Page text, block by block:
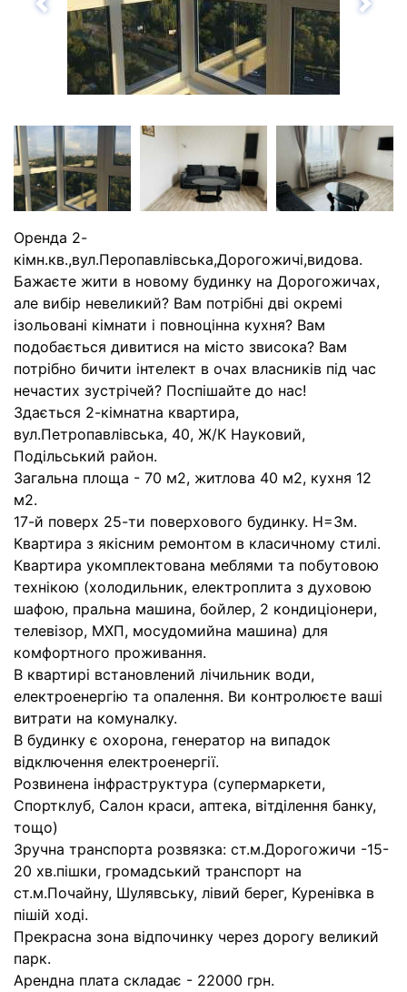
Назад
Оренда 2-
кімн.кв.,вул.Перопавлівська,Дорогожичі,видова.
Бажаєте жити в новому будинку на Дорогожичах,
але вибір невеликий? Вам потрібні дві окремі
ізольовані кімнати і повноцінна кухня? Вам
подобається дивитися на місто звисока? Вам
потрібно бичити інтелект в очах власників під час
нечастих зустрічей? Поспішайте до нас!
Здається 2-кімнатна квартира,
вул.Петропавлівська, 40, Ж/К Науковий,
Подільський район.
Загальна площа - 70 м2, житлова 40 м2, кухня 12
м2.
17-й поверх 25-ти поверхового будинку. Н=3м.
Квартира з якісним ремонтом в класичному стилі.
Квартира укомплектована меблями та побутовою
технікою (холодильник, електроплита з духовою
шафою, пральна машина, бойлер, 2 кондиціонери,
телевізор, МХП, мосудомийна машина) для
комфортного проживання.
В квартирі встановлений лічильник води,
електроенергію та опалення. Ви контролюєте ваші
витрати на комуналку.
В будинку є охорона, генератор на випадок
відключення електроенергії.
Розвинена інфраструктура (супермаркети,
Спортклуб, Салон краси, аптека, вітділення банку,
тощо)
Зручна транспорта розвязка: ст.м.Дорогожичи -15-
20 хв.пішки, громадський транспорт на
ст.м.Почайну, Шулявську, лівий берег, Куренівка в
пішій ході.
Прекрасна зона відпочинку через дорогу великий
парк.
Арендна плата складає - 22000 грн.